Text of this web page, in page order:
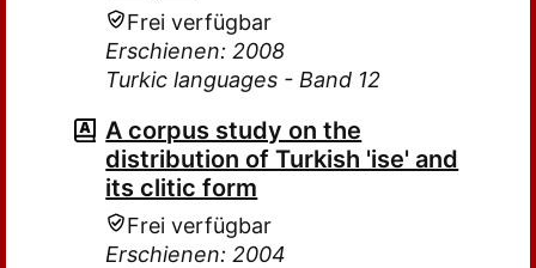
Frei verfügbar
Erschienen: 2008
Turkic languages - Band 12
A corpus study on the
distribution of Turkish 'ise' and
its clitic form
Frei verfügbar
Erschienen: 2004